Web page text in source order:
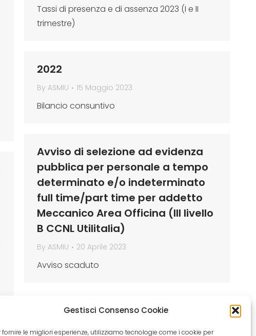
Gestisci Consenso Cookie
fornire le migliori esperienze, utilizziamo tecnologie come i cookie per
Tassi di presenza e di assenza 2023 (I e II
trimestre)
2022
By ASMIU 15 Maggio 2023
Bilancio consuntivo
Avviso di selezione ad evidenza
pubblica per personale a tempo
determinato e/o indeterminato
full time/part time per addetto
Meccanico Area Officina (III livello
B CCNL Utilitalia)
By ASMIU 20 Aprile 2023
Avviso scaduto